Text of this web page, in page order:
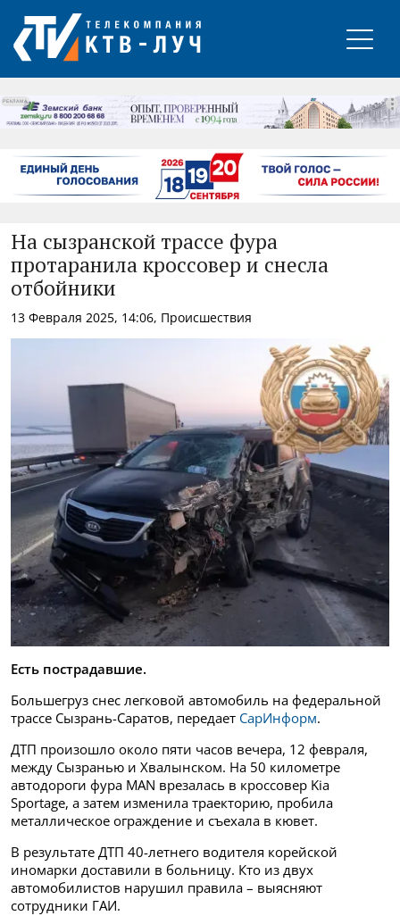
РЕКЛАМА
На сызранской трассе фура
протаранила кроссовер и снесла
отбойники
13 Февраля 2025, 14:06, Происшествия
Есть пострадавшие.
Большегруз снес легковой автомобиль на федеральной
трассе Сызрань-Саратов, передает СарИнформ.
ДТП произошло около пяти часов вечера, 12 февраля,
между Сызранью и Хвалынском. На 50 километре
автодороги фура MAN врезалась в кроссовер Kia
Sportage, а затем изменила траекторию, пробила
металлическое ограждение и съехала в кювет.
В результате ДТП 40-летнего водителя корейской
иномарки доставили в больницу. Кто из двух
автомобилистов нарушил правила – выясняют
сотрудники ГАИ.